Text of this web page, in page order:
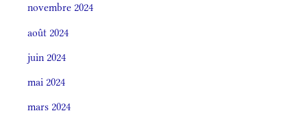
novembre 2024
août 2024
juin 2024
mai 2024
mars 2024